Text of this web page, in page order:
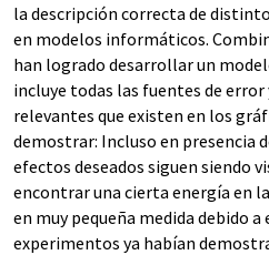
la descripción correcta de
en modelos informáticos.
han logrado desarrollar un
incluye todas las fuentes de
relevantes que existen en los
demostrar: Incluso en presencia
efectos deseados siguen siendo
encontrar una cierta energía en
en muy pequeña medida debido
experimentos ya habían